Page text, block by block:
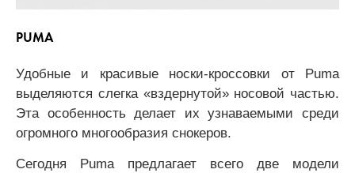
PUMA
Удобные и красивые носки-кроссовки от Puma
выделяются слегка «вздернутой» носовой частью.
Эта особенность делает их узнаваемыми среди
огромного многообразия снокеров.
Сегодня Puma предлагает всего две модели